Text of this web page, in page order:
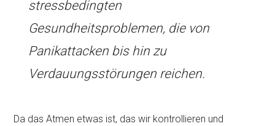
stressbedingten
Gesundheitsproblemen, die von
Panikattacken bis hin zu
Verdauungsstörungen reichen.
Da das Atmen etwas ist, das wir kontrollieren und